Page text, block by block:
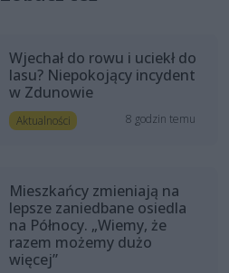
Wjechał do rowu i uciekł do
lasu? Niepokojący incydent
w Zdunowie
Aktualności 8 godzin temu
Mieszkańcy zmieniają na
lepsze zaniedbane osiedla
na Północy. „Wiemy, że
razem możemy dużo
więcej”